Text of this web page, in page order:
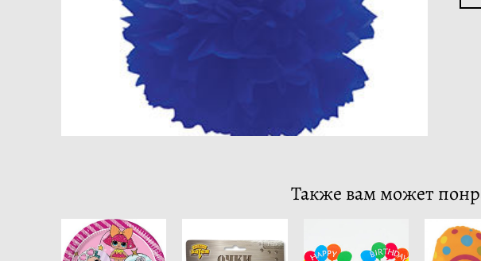
Также вам может